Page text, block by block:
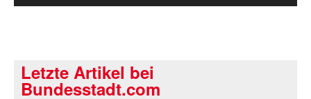
Letzte Artikel bei
Bundesstadt.com